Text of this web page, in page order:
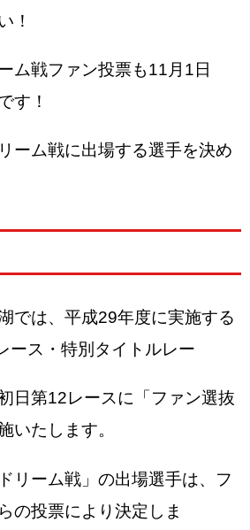
！
ム戦ファン投票も11月1日
す！
ーム戦に出場する選手を決め
では、平成29年度に実施する
ス・特別タイトルレー
日第12レースに「ファン選抜
いたします。
リーム戦」の出場選手は、フ
の投票により決定しま